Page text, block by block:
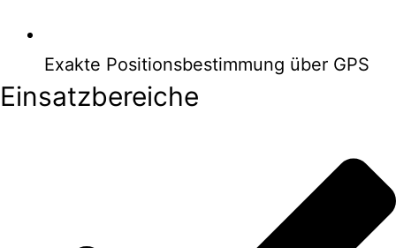
Exakte Positionsbestimmung über GPS
Einsatzbereiche